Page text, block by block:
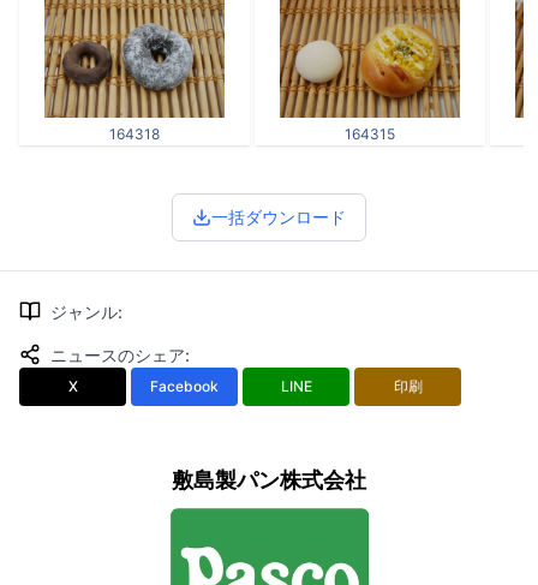
164318 164315
一括ダウンロード
ジャンル:
ニュースのシェア:
X Facebook LINE 印刷
敷島製パン株式会社